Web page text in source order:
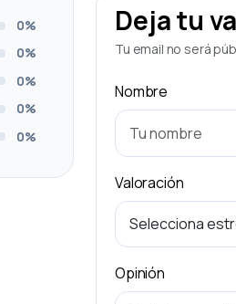
0%
0%
0%
0%
0%
Deja tu
Tu email no será
Nombre
Valoración
Opinión